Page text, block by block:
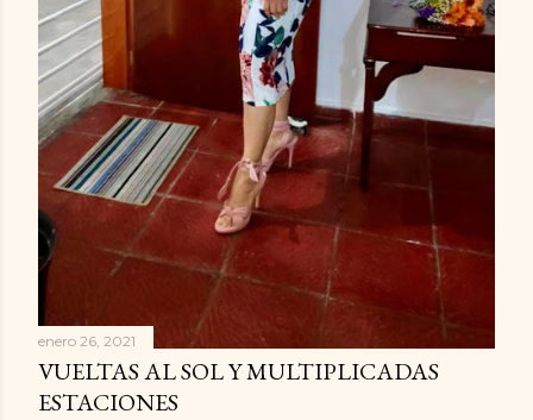
enero 26, 2021
VUELTAS AL SOL Y MULTIPLICADAS
ESTACIONES